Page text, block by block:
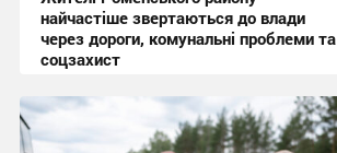
найчастіше звертаються до влади
через дороги, комунальні проблеми та
соцзахист